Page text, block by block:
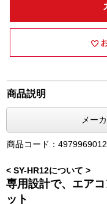
商品説明
メー
商品コード：
< SY-HR12について >
専用設計で、エア
ット